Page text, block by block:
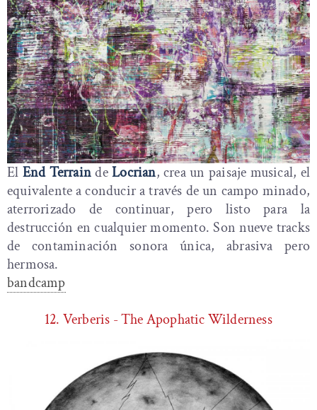
El End TerraindeLocrian, crea un paisaje musical, el
equivalente a conducir a través de un campo minado,
aterrorizado de continuar, pero listo para la
destrucción en cualquier momento. Son nueve tracks
de contaminación sonora única, abrasiva pero
hermosa.
bandcamp
12. Verberis - The Apophatic Wilderness